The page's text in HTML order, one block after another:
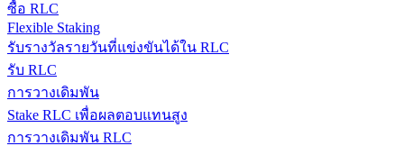
รับรางวัลการแข่งขันทุกวัน
ซื้อ RLC
Flexible Staking
รับรางวัลรายวันที่แข่งขันได้ใน RLC
รับ RLC
การวางเดิมพัน
Stake RLC เพื่อผลตอบแทนสูง
การวางเดิมพัน RLC